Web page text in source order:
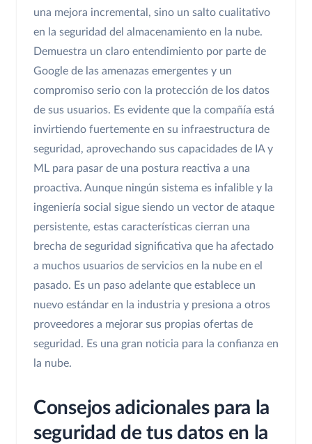
una mejora incremental, sino un salto cualitativo
en la seguridad del almacenamiento en la nube.
Demuestra un claro entendimiento por parte de
Google de las amenazas emergentes y un
compromiso serio con la protección de los datos
de sus usuarios. Es evidente que la compañía está
invirtiendo fuertemente en su infraestructura de
seguridad, aprovechando sus capacidades de IA y
ML para pasar de una postura reactiva a una
proactiva. Aunque ningún sistema es infalible y la
ingeniería social sigue siendo un vector de ataque
persistente, estas características cierran una
brecha de seguridad significativa que ha afectado
a muchos usuarios de servicios en la nube en el
pasado. Es un paso adelante que establece un
nuevo estándar en la industria y presiona a otros
proveedores a mejorar sus propias ofertas de
seguridad. Es una gran noticia para la confianza en
la nube.
Consejos adicionales para la
seguridad de tus datos en la